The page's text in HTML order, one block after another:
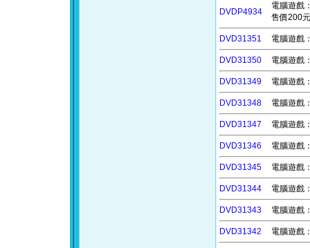
DVDP4934
電腦遊戲
售價200
DVD31351 電腦遊戲
DVD31350 電腦遊戲
DVD31349 電腦遊戲
DVD31348 電腦遊戲
DVD31347 電腦遊戲
DVD31346 電腦遊戲
DVD31345 電腦遊戲
DVD31344 電腦遊戲
DVD31343 電腦遊戲
DVD31342 電腦遊戲